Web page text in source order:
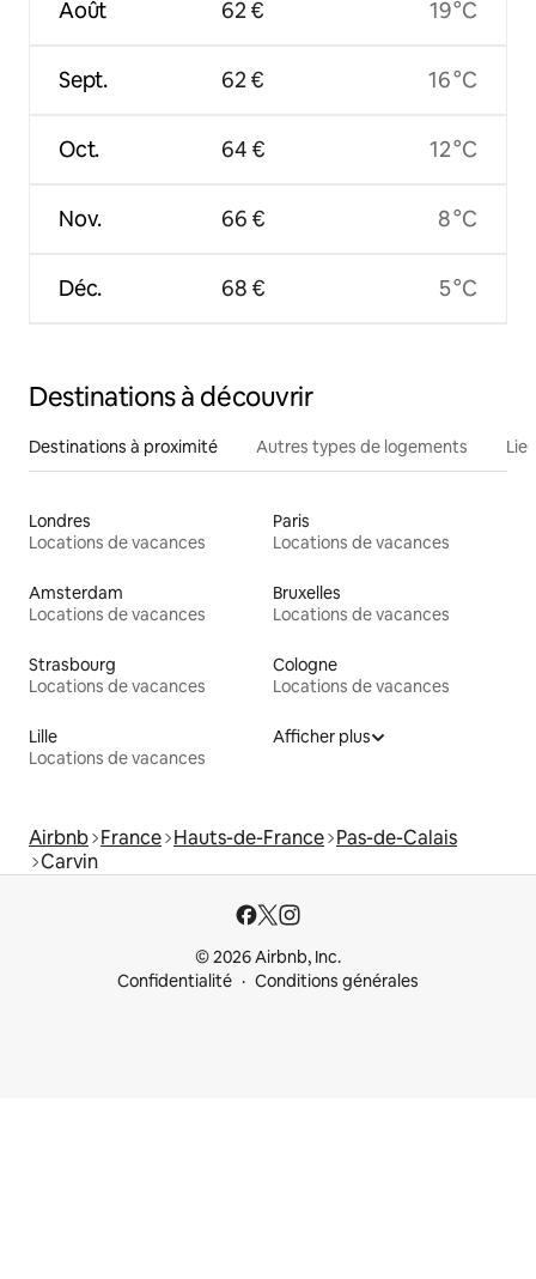
Août
Sept.
Oct.
Nov.
Déc.
62 €
62 €
64 €
66 €
68 €
19 °C
16 °C
12 °C
8 °C
5 °C
Destinations à découvrir
Destinations à proximité Autres types de logements
Londres
Locations de vacances
Paris
Locations de vacances
Amsterdam
Locations de vacances
Bruxelles
Locations de vacances
Strasbourg
Locations de vacances
Cologne
Locations de vacances
Lille
Locations de vacances
Afficher plus
Airbnb France Hauts-de-France Pas-de-Calais
Carvin
© 2026 Airbnb, Inc.
Confidentialité
Conditions générales